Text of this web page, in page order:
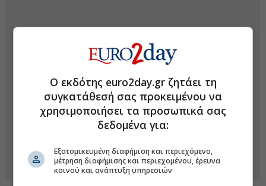
Ο εκδότης euro2day.gr ζητάει τη
συγκατάθεσή σας προκειμένου να
χρησιμοποιήσει τα προσωπικά σας
δεδομένα για:
Εξατομικευμένη διαφήμιση και περιεχόμενο,
μέτρηση διαφήμισης και περιεχομένου, έρευνα
κοινού και ανάπτυξη υπηρεσιών